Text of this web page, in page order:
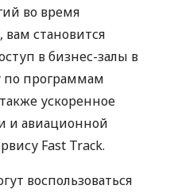
во время
становится
в бизнес-залы в
по программам
ускоренное
и авиационной
Fast Track.
воспользоваться